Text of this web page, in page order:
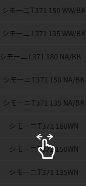
シモーニT371 150 WW/BK
シモーニT371 135 WW/BK
シモーニT371 180 NA/BK
シモーニT371 150 NA/BK
シモーニT371 135 NA/BK
シモーニT371 180WN
シモーニT371 150WN
シモーニT371 135WN